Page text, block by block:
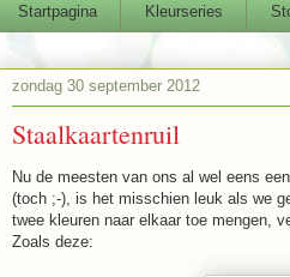
Startpagina Kleurseries
zondag 30 september 2012
Staalkaartenruil
Nu de meesten van ons al wel eens
(toch ;-), is het misschien leuk als we
twee kleuren naar elkaar toe mengen,
Zoals deze: